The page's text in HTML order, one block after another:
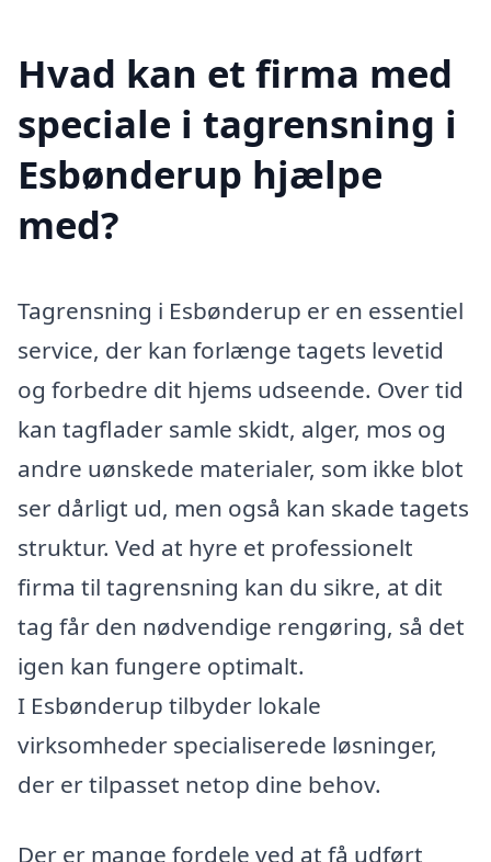
Hvad kan et firma med
speciale i tagrensning i
Esbønderup hjælpe
med?
Tagrensning i Esbønderup er en essentiel
service, der kan forlænge tagets levetid
og forbedre dit hjems udseende. Over tid
kan tagflader samle skidt, alger, mos og
andre uønskede materialer, som ikke blot
ser dårligt ud, men også kan skade tagets
struktur. Ved at hyre et professionelt
firma til tagrensning kan du sikre, at dit
tag får den nødvendige rengøring, så det
igen kan fungere optimalt.
I Esbønderup tilbyder lokale
virksomheder specialiserede løsninger,
der er tilpasset netop dine behov.
Der er mange fordele ved at få udført